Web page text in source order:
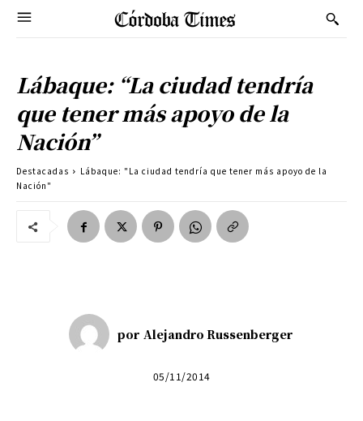
Lábaque: “La ciudad tendría
que tener más apoyo de la
Nación”
Destacadas
Lábaque: "La ciudad tendría que tener más apoyo de la
Nación"
por Alejandro Russenberger
05/11/2014